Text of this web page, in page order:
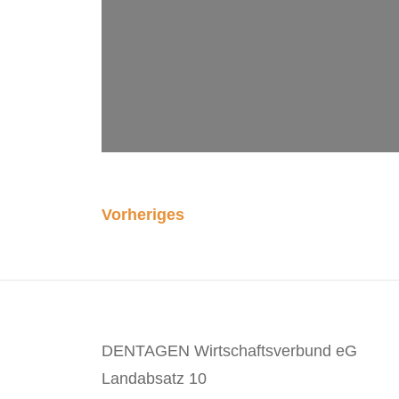
Vorheriges
DENTAGEN Wirtschaftsverbund eG
Landabsatz 10